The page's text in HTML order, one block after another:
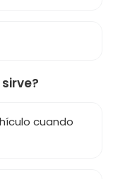
cuando